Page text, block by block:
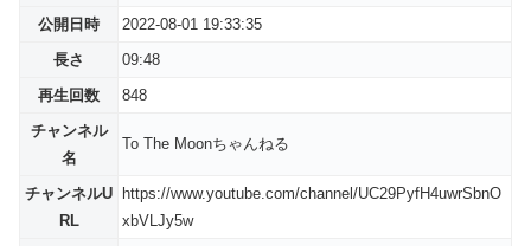
公開日時
2022-08-01 19:33:35
長さ
09:48
再生回数
848
チャンネル
名
To The Moonちゃんねる
チャンネルU
RL
https://www.youtube.com/channel/UC29PyfH4uwrSbnO
xbVLJy5w